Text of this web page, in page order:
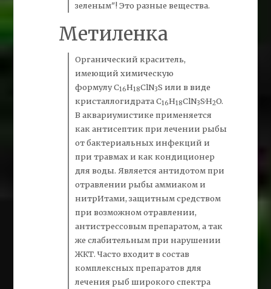
зеленым"! Это разные вещества.
Метиленка
Органический краситель,
имеющий химическую
формулу C16H18ClN3S или в виде
кристаллогидрата C16H18ClN3S·H2O.
В аквариумистике применяется
как антисептик при лечении рыбы
от бактериальных инфекций и
при травмах и как кондиционер
для воды. Является антидотом при
отравлении рыбы аммиаком и
нитрИтами, защитным средством
при возможном отравлении,
антистрессовым препаратом, а так
же слабительным при нарушении
ЖКТ. Часто входит в состав
комплексных препаратов для
лечения рыб широкого спектра